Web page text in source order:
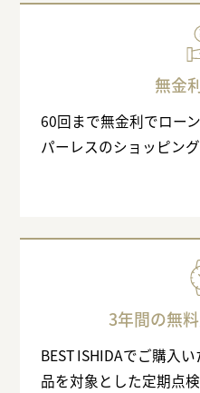
無金
60回まで無金利でロー
パーレスのショッピン
3年間の無
BEST ISHIDAでご購入
品を対象とした定期点検